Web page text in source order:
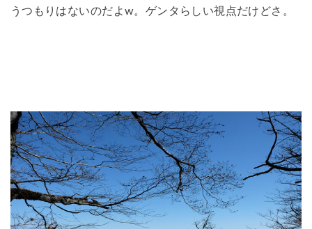
うつもりはないのだよw。ゲンタらしい視点だけどさ。